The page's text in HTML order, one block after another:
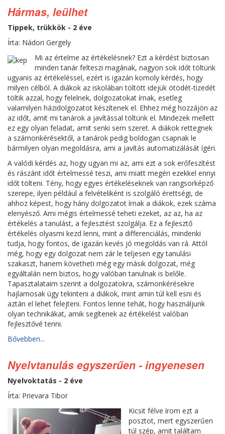
Hármas, leülhet
Tippek, trükkök - 2 éve
Írta: Nádori Gergely
Mi az értelme az értékelésnek? Ezt a kérdést biztosan
minden tanár felteszi magának, nagyon sok időt töltünk
ugyanis az értékeléssel, ezért is igazán komoly kérdés, hogy
milyen célból. A diákok az iskolában töltött idejük ötödét-tizedét
töltik azzal, hogy felelnek, dolgozatokat írnak, esetleg
valamilyen házidolgozatot készítenek el. Ehhez még hozzájön az
az időt, amit mi tanárok a javítással töltünk el. Mindezek mellett
ez egy olyan feladat, amit senki sem szeret. A diákok rettegnek
a számonkérésektől, a tanárok pedig boldogan csapnak le
bármilyen olyan megoldásra, ami a javítás automatizálását ígéri.
A valódi kérdés az, hogy ugyan mi az, ami ezt a sok erőfeszítést
és rászánt időt értelmessé teszi, ami miatt megéri ezekkel ennyi
időt tölteni. Tény, hogy egyes értékeléseknek van rangsorképző
szerepe, ilyen például a felvételiként is szolgáló érettségi, de
ahhoz képest, hogy hány dolgozatot írnak a diákok, ezek száma
elenyésző. Ami mégis értelmessé teheti ezeket, az az, ha az
értékelés a tanulást, a fejlesztést szolgálja. Ez a fejlesztő
értékelés olyasmi kezd lenni, mint a differenciálás, mindenki
tudja, hogy fontos, de igazán kevés jó megoldás van rá. Attól
még, hogy egy dolgozat nem zár le teljesen egy tanulási
szakaszt, hanem követheti még egy másik dolgozat, még
egyáltalán nem biztos, hogy valóban tanulnak is belőle.
Tapasztalataim szerint a dolgozatokra, számonkérésekre
hajlamosak úgy tekinteni a diákok, mint amin túl kell esni és
aztán el lehet felejteni. Fontos lenne tehát, hogy használjunk
olyan technikákat, amik segítenek az értékelést valóban
fejlesztővé tenni.
Bővebben...
Nyelvtanulás egyszerűen - ingyenesen
Nyelvoktatás - 2 éve
Írta: Prievara Tibor
Kicsit félve írom ezt a
posztot, mert egyszerűen
túl szép, amit találtam